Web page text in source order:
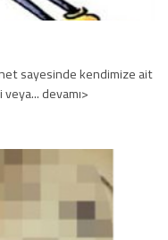
sayesinde kendimize ait
devamı>